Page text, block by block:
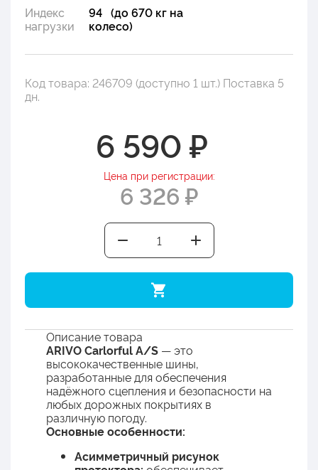
Индекс
нагрузки
94 (до 670 кг на
колесо)
Код товара: 246709 (доступно 1 шт.) Поставка 5
дн.
6 590 ₽
Цена при регистрации:
6 326 ₽
Описание товара
ARIVO Carlorful A/S — это
высококачественные шины,
разработанные для обеспечения
надёжного сцепления и безопасности на
любых дорожных покрытиях в
различную погоду.
Основные особенности:
Асимметричный рисунок